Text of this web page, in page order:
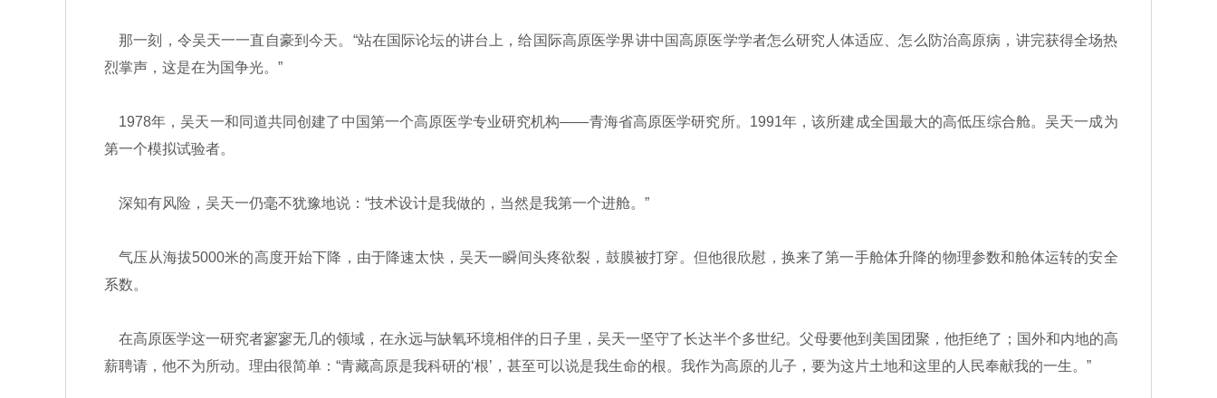
那一刻，令吴天一一直自豪到今天。“站在国际论坛的讲台上，给国际高原医学界讲中国高原医学学者怎么研究人体适应、怎么防治高原病，讲完获得全场热
烈掌声，这是在为国争光。”
1978年，吴天一和同道共同创建了中国第一个高原医学专业研究机构——青海省高原医学研究所。1991年，该所建成全国最大的高低压综合舱。吴天一成为
第一个模拟试验者。
深知有风险，吴天一仍毫不犹豫地说：“技术设计是我做的，当然是我第一个进舱。”
气压从海拔5000米的高度开始下降，由于降速太快，吴天一瞬间头疼欲裂，鼓膜被打穿。但他很欣慰，换来了第一手舱体升降的物理参数和舱体运转的安全
系数。
在高原医学这一研究者寥寥无几的领域，在永远与缺氧环境相伴的日子里，吴天一坚守了长达半个多世纪。父母要他到美国团聚，他拒绝了；国外和内地的高
薪聘请，他不为所动。理由很简单：“青藏高原是我科研的‘根’，甚至可以说是我生命的根。我作为高原的儿子，要为这片土地和这里的人民奉献我的一生。”